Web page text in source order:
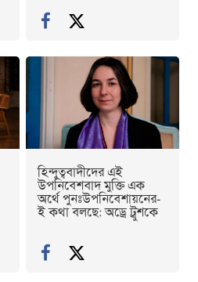
হিন্দুত্ববাদীদের এই
উপনিবেশবাদ মুক্তি এক
অর্থে পুনঃউপনিবেশায়নের-
ই কথা বলছে: অড্রে ট্রুশকে